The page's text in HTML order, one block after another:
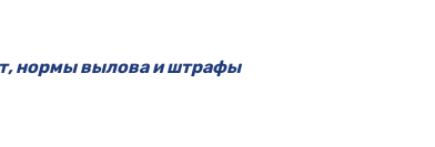
нормы вылова и штрафы